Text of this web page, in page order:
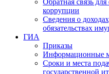
Обратная связь
коррупции
Сведения о
обязательствах
ГИА
Приказы
Информационные
Сроки и места
государственной